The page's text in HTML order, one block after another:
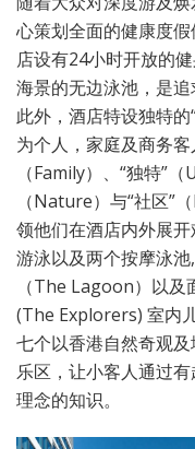
心策划全面的健康度
店设有24小时开放的
海景的无边泳池，是追
此外，酒店特设独特的
为个人，家庭及商务
（Family）、“独特”
（Nature）与“社区”
领他们在酒店内外展
游泳以及两个按摩泳
（The Lagoon）以及
(The Explorers) 室内
七个以香港自然奇观
乐区，让小客人通过
理念的知识。